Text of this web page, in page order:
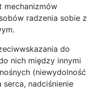
mechanizmów
radzenia sobie z
do
nich między innymi
(niewydolność
nadciśnienie